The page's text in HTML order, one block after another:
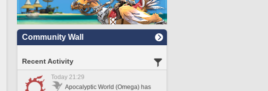
Community Wall
Recent Activity
Today 21:29
Apocalyptic World (Omega) has